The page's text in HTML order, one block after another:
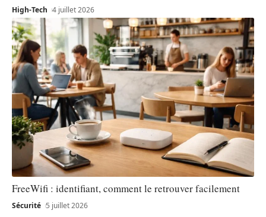
High-Tech 4 juillet 2026
FreeWifi : identifiant, comment le retrouver facilement
Sécurité 5 juillet 2026